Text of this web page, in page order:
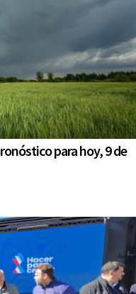
para hoy, 9 de